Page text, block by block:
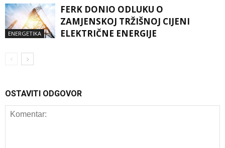
ENERGETIKA
FERK DONIO ODLUKU O
ZAMJENSKOJ TRŽIŠNOJ CIJENI
ELEKTRIČNE ENERGIJE
OSTAVITI ODGOVOR